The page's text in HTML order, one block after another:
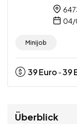
04/
Minijob
39Euro -39
Überblick